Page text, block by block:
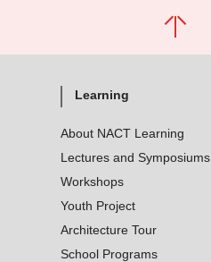
Learning
About NACT Learning
Lectures and Symposiums
Workshops
Youth Project
Architecture Tour
School Programs